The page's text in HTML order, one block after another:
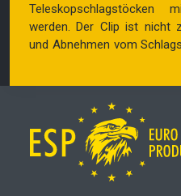
Teleskopschlagstöcken
werden. Der Clip ist nicht
und Abnehmen vom